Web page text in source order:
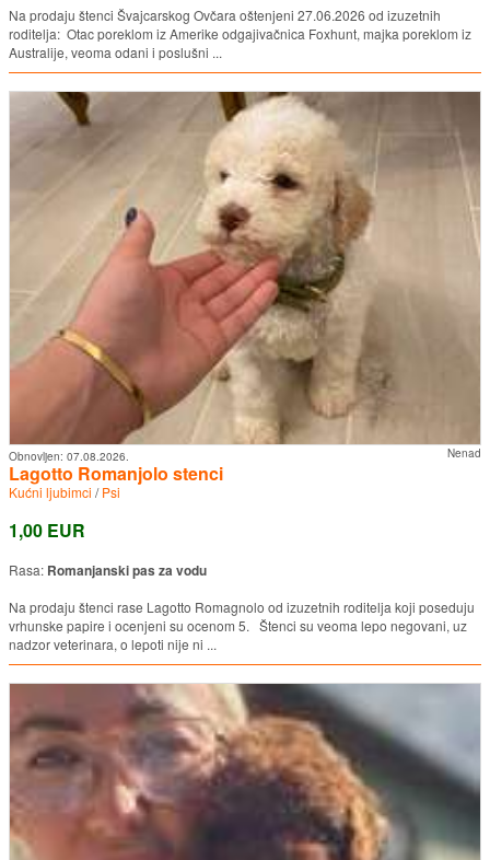
Na prodaju štenci Švajcarskog Ovčara oštenjeni 27.06.2026 od izuzetnih
roditelja: Otac poreklom iz Amerike odgajivačnica Foxhunt, majka poreklom iz
Australije, veoma odani i poslušni ...
Nenad
Obnovljen: 07.08.2026.
Lagotto Romanjolo stenci
Kućni ljubimci /Psi
1,00 EUR
Rasa: Romanjanski pas za vodu
Na prodaju štenci rase Lagotto Romagnolo od izuzetnih roditelja koji poseduju
vrhunske papire i ocenjeni su ocenom 5. Štenci su veoma lepo negovani, uz
nadzor veterinara, o lepoti nije ni ...